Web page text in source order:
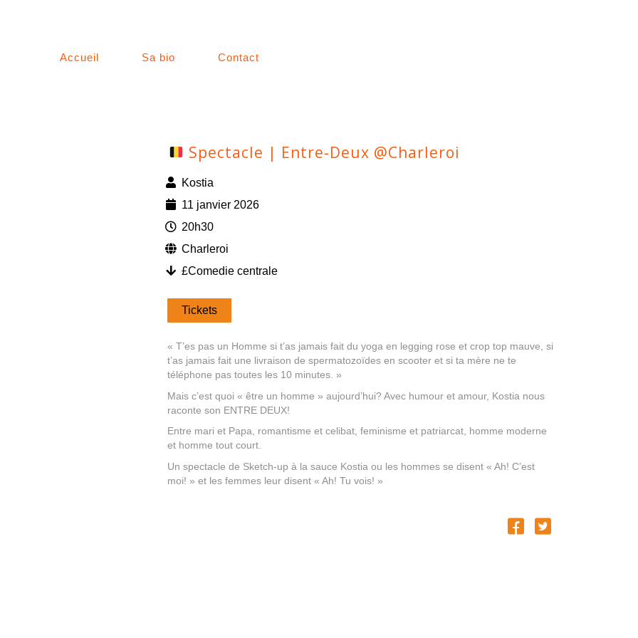
Accueil Sa bio Contact
Spectacle | Entre-Deux @Charleroi
Kostia
11 janvier 2026
20h30
Charleroi
£Comedie centrale
Tickets
« T’es pas un Homme si t’as jamais fait du yoga en legging rose et crop top mauve, si
t’as jamais fait une livraison de spermatozoïdes en scooter et si ta mère ne te
téléphone pas toutes les 10 minutes. »
Mais c’est quoi « être un homme » aujourd’hui? Avec humour et amour, Kostia nous
raconte son ENTRE DEUX!
Entre mari et Papa, romantisme et celibat, feminisme et patriarcat, homme moderne
et homme tout court.
Un spectacle de Sketch-up à la sauce Kostia ou les hommes se disent « Ah! C’est
moi! » et les femmes leur disent « Ah! Tu vois! »